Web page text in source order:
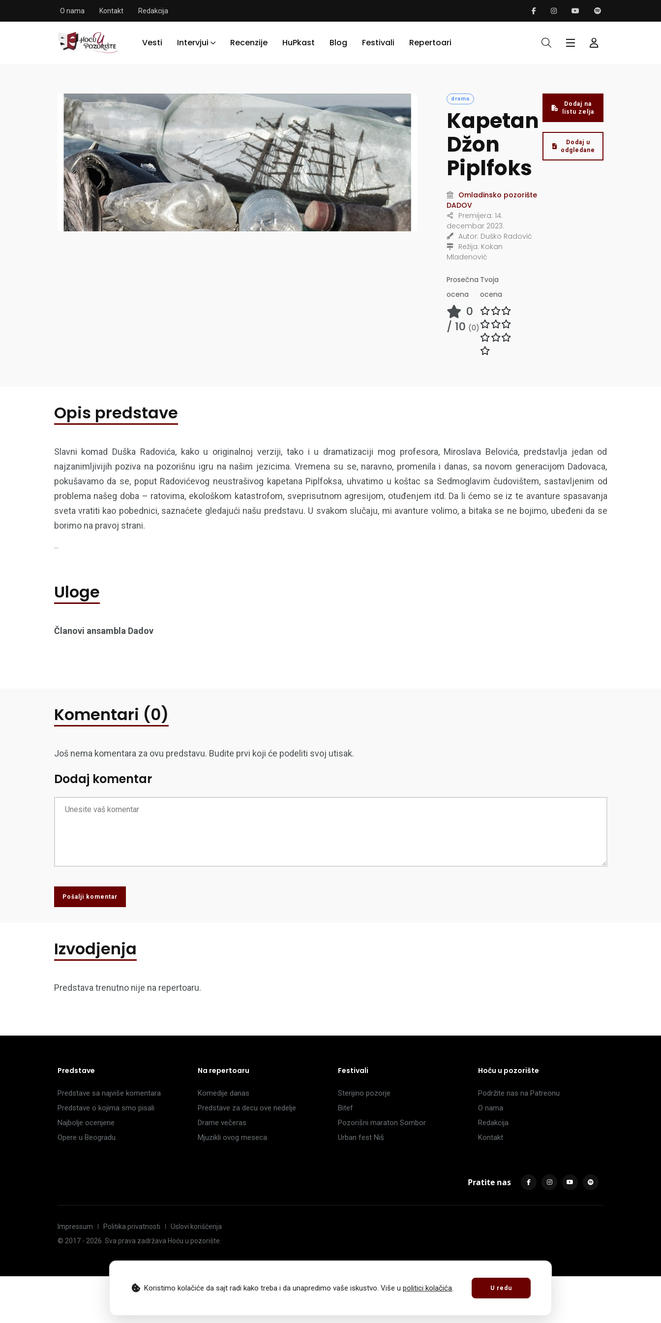
O nama Kontakt Redakcija
Vesti Intervjui Recenzije HuPkast Blog Festivali Repertoari
drama
Kapetan
Džon
Piplfoks
Omladinsko pozorište
DADOV
Premijera: 14.
decembar 2023.
Autor: Duško Radović
Režija: Kokan
Mladenović
Prosečna
ocena
0
/ 10 (0)
Tvoja
ocena
Dodaj na
listu zelja
Dodaj u
odgledane
Opis predstave
Slavni komad Duška Radovića, kako u originalnoj verziji, tako i u dramatizaciji mog profesora, Miroslava Belovića, predstavlja jedan od
najzanimljivijih poziva na pozorišnu igru na našim jezicima. Vremena su se, naravno, promenila i danas, sa novom generacijom Dadovaca,
pokušavamo da se, poput Radovićevog neustrašivog kapetana Piplfoksa, uhvatimo u koštac sa Sedmoglavim čudovištem, sastavljenim od
problema našeg doba – ratovima, ekološkom katastrofom, sveprisutnom agresijom, otuđenjem itd. Da li ćemo se iz te avanture spasavanja
sveta vratiti kao pobednici, saznaćete gledajući našu predstavu. U svakom slučaju, mi avanture volimo, a bitaka se ne bojimo, ubeđeni da se
borimo na pravoj strani.
...
Uloge
Članovi ansambla Dadov
Komentari (0)
Još nema komentara za ovu predstavu. Budite prvi koji će podeliti svoj utisak.
Dodaj komentar
Pošalji komentar
Izvodjenja
Predstava trenutno nije na repertoaru.
Koristimo kolačiće da sajt radi kako treba i da unapredimo vaše iskustvo. Više u politici kolačića. U redu
Predstave
Predstave sa najviše komentara
Predstave o kojima smo pisali
Najbolje ocenjene
Opere u Beogradu
Na repertoaru
Komedije danas
Predstave za decu ove nedelje
Drame večeras
Mjuzikli ovog meseca
Festivali
Sterijino pozorje
Bitef
Pozorišni maraton Sombor
Urban fest Niš
Hoću u pozorište
Podržite nas na Patreonu
O nama
Redakcija
Kontakt
Pratite nas
Impressum Politika privatnosti
Uslovi korišćenja
© 2017 - 2026 . Sva prava zadržava Hoću u pozorište.